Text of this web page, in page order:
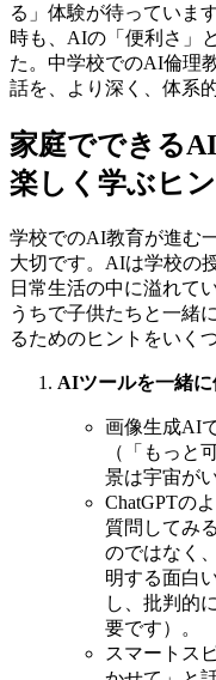
る」体験が待っていま
時も、AIの「便利さ」
た。中学校でのAI倫理
話を、より深く、体系
家庭でできる
楽しく学ぶヒ
学校でのAI教育が進む
大切です。AIは学校の
日常生活の中に溢れて
うちで子供たちと一緒
るためのヒントをいく
AIツールを一緒
画像生成AI
（「もっと
景は宇宙が
ChatGPTの
質問してみ
のではなく
明する面白
し、批判的
要です）。
スマートス